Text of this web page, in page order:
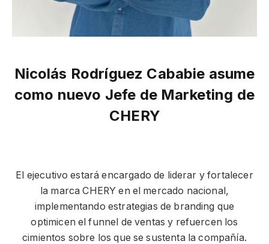
Nicolás Rodríguez Cababie asume
como nuevo Jefe de Marketing de
CHERY
El ejecutivo estará encargado de liderar y fortalecer
la marca CHERY en el mercado nacional,
implementando estrategias de branding que
optimicen el funnel de ventas y refuercen los
cimientos sobre los que se sustenta la compañía.